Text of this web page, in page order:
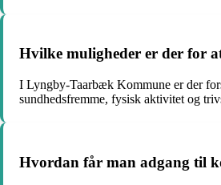
Hvilke muligheder er der for
I Lyngby-Taarbæk Kommune er der
sundhedsfremme, fysisk aktivitet og
Hvordan får man adgang til